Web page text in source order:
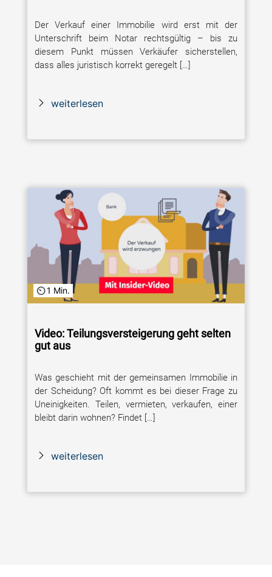
Der Verkauf einer Immobilie wird erst mit der
Unterschrift beim Notar rechtsgültig – bis zu
diesem Punkt müssen Verkäufer sicherstellen,
dass alles juristisch korrekt geregelt […]
weiterlesen
1 Min.
Video: Teilungsversteigerung geht selten
gut aus
Was geschieht mit der gemeinsamen Immobilie in
der Scheidung? Oft kommt es bei dieser Frage zu
Uneinigkeiten. Teilen, vermieten, verkaufen, einer
bleibt darin wohnen? Findet […]
weiterlesen